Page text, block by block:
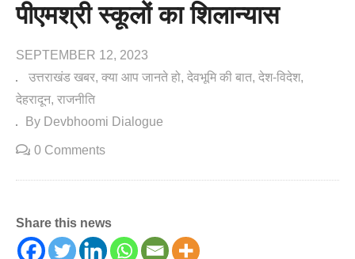
पीएमश्री स्कूलों का शिलान्यास
SEPTEMBER 12, 2023
उत्तराखंड खबर क्या आप जानते हो देवभूमि की बात देश-विदेश
देहरादून राजनीति
By Devbhoomi Dialogue
0 Comments
Share this news